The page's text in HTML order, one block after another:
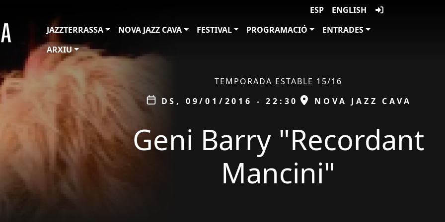
ESP
ENGLISH
JAZZTERRASSA
NOVA JAZZ CAVA FESTIVAL PROGRAMACIÓ
ENTRADES
ARXIU
TEMPORADA ESTABLE 15/16
Data
DS, 09/01/2016 - 22:30 ESPAI
NOVA JAZZ CAVA
Geni Barry "Recordant
Mancini"